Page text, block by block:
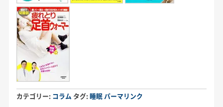
カテゴリー: コラム タグ:睡眠 パーマリンク